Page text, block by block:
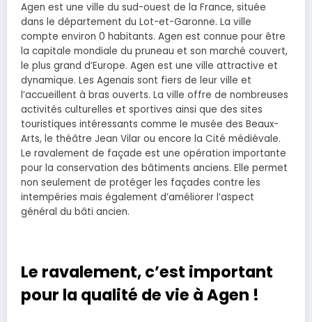
Agen est une ville du sud-ouest de la France, située
dans le département du Lot-et-Garonne. La ville
compte environ 0 habitants. Agen est connue pour être
la capitale mondiale du pruneau et son marché couvert,
le plus grand d’Europe. Agen est une ville attractive et
dynamique. Les Agenais sont fiers de leur ville et
l’accueillent à bras ouverts. La ville offre de nombreuses
activités culturelles et sportives ainsi que des sites
touristiques intéressants comme le musée des Beaux-
Arts, le théâtre Jean Vilar ou encore la Cité médiévale.
Le ravalement de façade est une opération importante
pour la conservation des bâtiments anciens. Elle permet
non seulement de protéger les façades contre les
intempéries mais également d’améliorer l’aspect
général du bâti ancien.
Le ravalement, c’est important
pour la qualité de vie à Agen !